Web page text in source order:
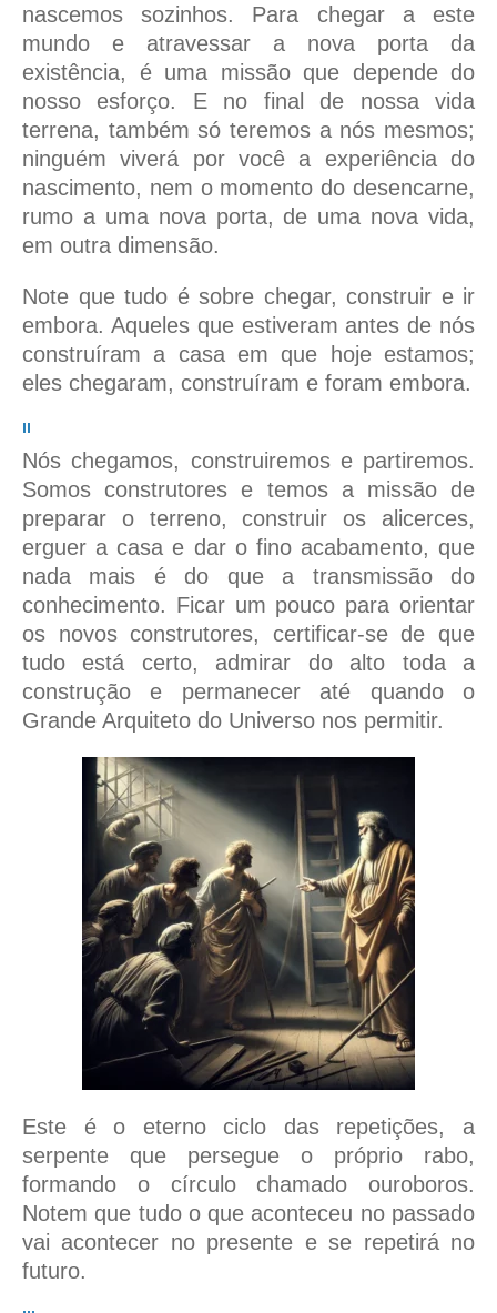
nascemos sozinhos. Para chegar a este
mundo e atravessar a nova porta da
existência, é uma missão que depende do
nosso esforço. E no final de nossa vida
terrena, também só teremos a nós mesmos;
ninguém viverá por você a experiência do
nascimento, nem o momento do desencarne,
rumo a uma nova porta, de uma nova vida,
em outra dimensão.
Note que tudo é sobre chegar, construir e ir
embora. Aqueles que estiveram antes de nós
construíram a casa em que hoje estamos;
eles chegaram, construíram e foram embora.
II
Nós chegamos, construiremos e partiremos.
Somos construtores e temos a missão de
preparar o terreno, construir os alicerces,
erguer a casa e dar o fino acabamento, que
nada mais é do que a transmissão do
conhecimento. Ficar um pouco para orientar
os novos construtores, certificar-se de que
tudo está certo, admirar do alto toda a
construção e permanecer até quando o
Grande Arquiteto do Universo nos permitir.
Este é o eterno ciclo das repetições, a
serpente que persegue o próprio rabo,
formando o círculo chamado ouroboros.
Notem que tudo o que aconteceu no passado
vai acontecer no presente e se repetirá no
futuro.